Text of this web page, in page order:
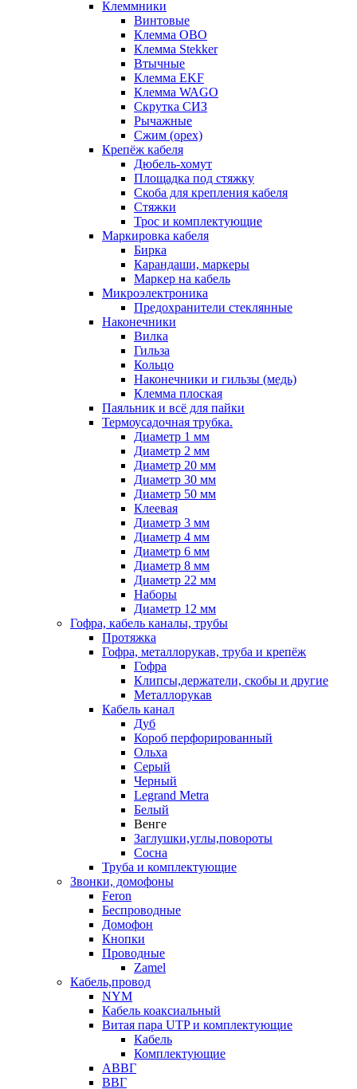
Клеммники
Винтовые
Клемма OBO
Клемма Stekker
Втычные
Клемма EKF
Клемма WAGO
Скрутка СИЗ
Рычажные
Сжим (орех)
Крепёж кабеля
Дюбель-хомут
Площадка под стяжку
Скоба для крепления кабеля
Стяжки
Трос и комплектующие
Маркировка кабеля
Бирка
Карандаши, маркеры
Маркер на кабель
Микроэлектроника
Предохранители стеклянные
Наконечники
Вилка
Гильза
Кольцо
Наконечники и гильзы (медь)
Клемма плоская
Паяльник и всё для пайки
Термоусадочная трубка.
Диаметр 1 мм
Диаметр 2 мм
Диаметр 20 мм
Диаметр 30 мм
Диаметр 50 мм
Клеевая
Диаметр 3 мм
Диаметр 4 мм
Диаметр 6 мм
Диаметр 8 мм
Диаметр 22 мм
Наборы
Диаметр 12 мм
Гофра, кабель каналы, трубы
Протяжка
Гофра, металлорукав, труба и крепёж
Гофра
Клипсы,держатели, скобы и другие
Металлорукав
Кабель канал
Дуб
Короб перфорированный
Ольха
Серый
Черный
Legrand Metra
Белый
Венге
Заглушки,углы,повороты
Сосна
Труба и комплектующие
Звонки, домофоны
Feron
Беспроводные
Домофон
Кнопки
Проводные
Zamel
Кабель,провод
NYM
Кабель коаксиальный
Витая пара UTP и комплектующие
Кабель
Комплектующие
АВВГ
ВВГ